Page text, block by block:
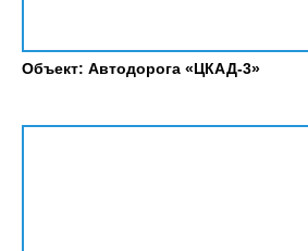
Объект: Автодорога «ЦКАД-3»